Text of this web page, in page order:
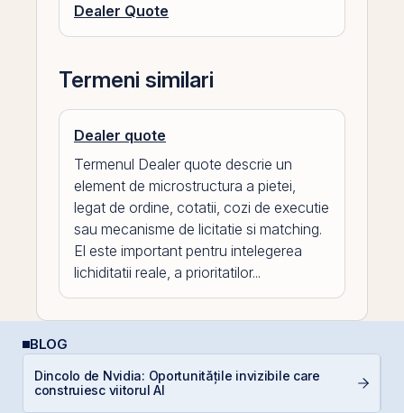
Dealer Quote
Termeni similari
Dealer quote
Termenul Dealer quote descrie un
element de microstructura a pietei,
legat de ordine, cotatii, cozi de executie
sau mecanisme de licitatie si matching.
El este important pentru intelegerea
lichiditatii reale, a prioritatilor...
BLOG
Dincolo de Nvidia: Oportunitățile invizibile care
construiesc viitorul AI